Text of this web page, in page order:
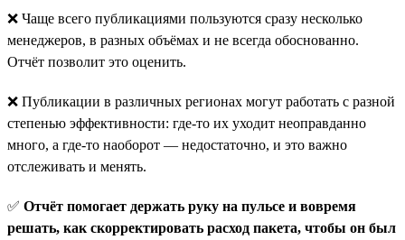
❌ Чаще всего публикациями пользуются сразу несколько
менеджеров, в разных объёмах и не всегда обоснованно.
Отчёт позволит это оценить.
❌ Публикации в различных регионах могут работать с разной
степенью эффективности: где-то их уходит неоправданно
много, а где-то наоборот — недостаточно, и это важно
отслеживать и менять.
✅ Отчёт помогает держать руку на пульсе и вовремя
решать, как скорректировать расход пакета, чтобы он был